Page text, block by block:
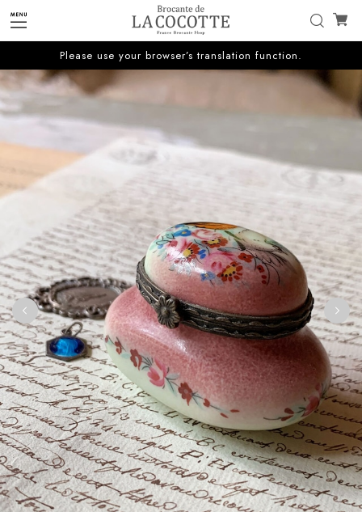
Please use your browser’s translation function.